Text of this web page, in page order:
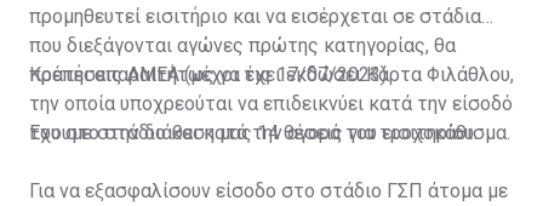
προμηθευτεί εισιτήριο και να εισέρχεται σε στάδια
που διεξάγονται αγώνες πρώτης κατηγορίας, θα
πρέπει απαραιτήτως να έχει εκδώσει Κάρτα Φιλάθλου,
την οποία υποχρεούται να επιδεικνύει κατά την είσοδό
του στο στάδιο και κατά την αγορά του εισιτηρίου.
Κρατήσεις ΑΜΕΑ (μέχρι τις 17/07/2023)
Έχουμε στην διάθεση μας 14 θέσεις για τροχοκάθισμα.
Για να εξασφαλίσουν είσοδο στο στάδιο ΓΣΠ άτομα με